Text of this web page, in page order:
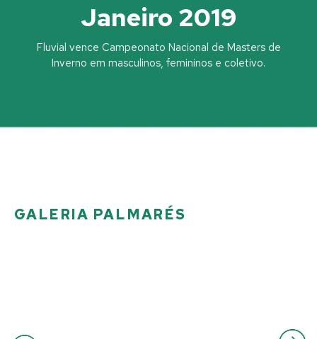
Janeiro 2019
Fluvial vence Campeonato Nacional de Masters de
Inverno em masculinos, femininos e coletivo.​
GALERIA PALMARÉS